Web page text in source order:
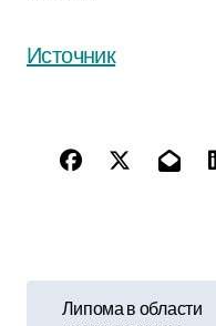
Источник
Липома в области